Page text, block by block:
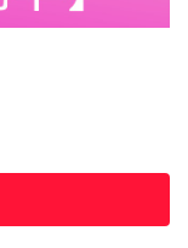
室経験者優遇）